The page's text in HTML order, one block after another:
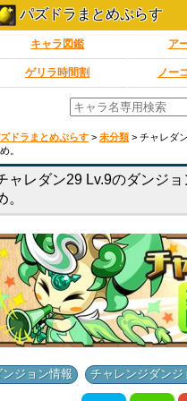
パズドラまとめぷらす
キャラ図鑑 ア
ゲリラ時間割 ノー
ドラまとめぷらす > 未分類 > チャレダ
。
ャレダン29 Lv.9のダンジ
。
ンジョン情報 チャレンジダンジ